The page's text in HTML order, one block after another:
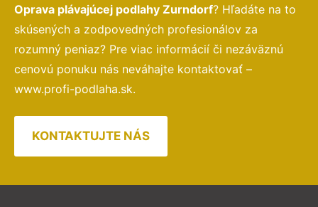
Oprava plávajúcej podlahy Zurndorf? Hľadáte na to
skúsených a zodpovedných profesionálov za
rozumný peniaz? Pre viac informácií či nezáväznú
cenovú ponuku nás neváhajte kontaktovať –
www.profi-podlaha.sk.
KONTAKTUJTE NÁS